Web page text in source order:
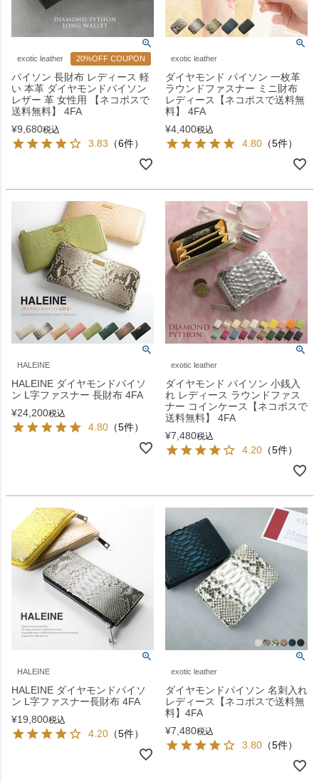
exotic leather 20%OFF COUPON
パイソン 長財布 レディース 軽
い 本革 ダイヤモンドパイソン
レザー 革 女性用 【ネコポスで
送料無料】 4FA
¥9,680税込
3.83 （6件）
exotic leather
ダイヤモンド パイソン 一枚革
ラウンドファスナー ミニ財布
レディース【ネコポスで送料無
料】 4FA
¥4,400税込
4.80 （5件）
HALEINE
HALEINE ダイヤモンドパイソ
ン L字ファスナー 長財布 4FA
¥24,200税込
4.80 （5件）
exotic leather
ダイヤモンド パイソン 小銭入
れ レディース ラウンドファス
ナー コインケース【ネコポスで
送料無料】 4FA
¥7,480税込
4.20 （5件）
HALEINE
HALEINE ダイヤモンドパイソ
ン L字ファスナー長財布 4FA
¥19,800税込
4.20 （5件）
exotic leather
ダイヤモンドパイソン 名刺入れ
レディース【ネコポスで送料無
料】4FA
¥7,480税込
3.80 （5件）